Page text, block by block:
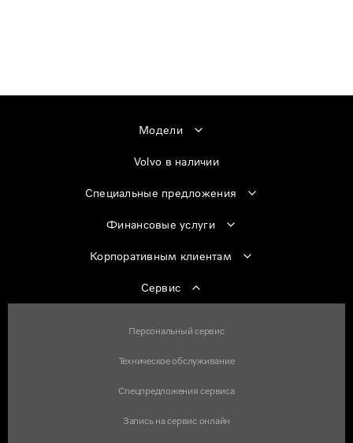
Модели
Volvo в наличии
Специальные предложения
Финансовые услуги
Корпоративным клиентам
Сервис
Персональный сервис
Техническое обслуживание
Спецпредложения сервиса
Запись на сервис онлайн